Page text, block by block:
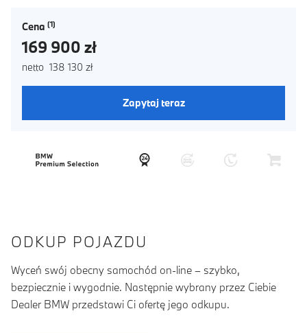
Cena
169 900 zł
netto 138 130 zł
Zapytaj teraz
ODKUP POJAZDU
Wyceń swój obecny samochód on-line – szybko,
bezpiecznie i wygodnie. Następnie wybrany przez Ciebie
Dealer BMW przedstawi Ci ofertę jego odkupu.